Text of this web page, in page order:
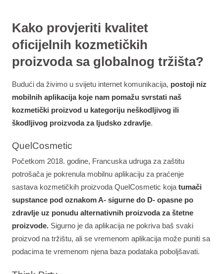
Kako provjeriti kvalitet
oficijelnih kozmetičkih
proizvoda sa globalnog tržišta?
Budući da živimo u svijetu internet komunikacija, postoji niz
mobilnih aplikacija koje nam pomažu svrstati naš
kozmetički proizvod u kategoriju neškodljivog ili
škodljivog proizvoda za ljudsko zdravlje.
QuelCosmetic
Početkom 2018. godine, Francuska udruga za zaštitu
potrošača je pokrenula mobilnu aplikaciju za praćenje
sastava kozmetičkih proizvoda QuelCosmetic kojatumači
supstance pod oznakom A- sigurne do D- opasne po
zdravlje uz ponudu alternativnih proizvoda za štetne
proizvode. Sigurno je da aplikacija ne pokriva baš svaki
proizvod na tržištu, ali se vremenom aplikacija može puniti sa
podacima te vremenom njena baza podataka poboljšavati.